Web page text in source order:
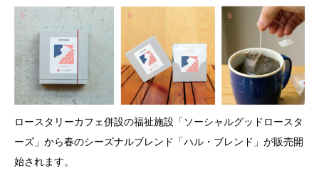
ロースタリーカフェ併設の福祉施設「ソーシャルグッドロースタ
ーズ」から春のシーズナルブレンド「ハル・ブレンド」が販売開
始されます。